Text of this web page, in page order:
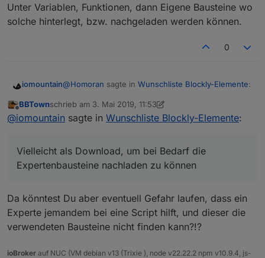
Unter Variablen, Funktionen, dann Eigene Bausteine wo
solche hinterlegt, bzw. nachgeladen werden können.
0
iomountain@Homoran sagte in Wunschliste Blockly-Elemente:
Kann man bei solchen "Expertenbausteinen"
Einsteiger diese Blöcke erst einmal meidet?
Expertenbausteine nachladen zu können.
Unter Variablen, Funktionen, dann Eigene
Bausteine wo solche hinterlegt, bzw. nachgeladen
Offline
BBTownschrieb am 3. Mai 2019, 11:53
zuletzt editiert von BBTown5. März 2019, 13:56
@iomountain sagte in Wunschliste Blockly-Elemente:
Vielleicht als Download, um bei Bedarf die
Expertenbausteine nachladen zu können
Da könntest Du aber eventuell Gefahr laufen, dass ein
Experte jemandem bei eine Script hilft, und dieser die
verwendeten Bausteine nicht finden kann?!?
ioBroker auf NUC (VM debian v13 (Trixie ), node v22.22.2 npm v10.9.4, js-